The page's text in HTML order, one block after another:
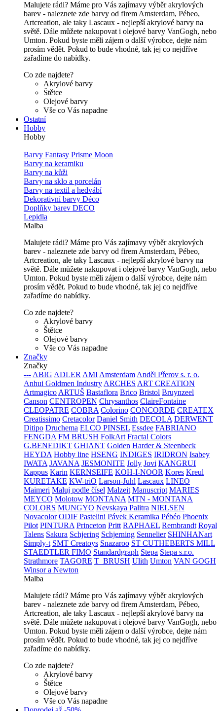
Malujete rádi? Máme pro Vás zajímavy výběr akrylových
barev - naleznete zde barvy od firem Amsterdam, Pébeo,
Artcreation, ale taky Lascaux - nejlepší akrylové barvy na
světě. Dále můžete nakupovat i olejové barvy VanGogh, nebo
Umton. Pokud byste měli zájem o další výrobce, dejte nám
prosím vědět. Pokud to bude vhodné, tak jej co nejdříve
zařadíme do nabídky.
Co zde najdete?
Akrylové barvy
Štětce
Olejové barvy
Vše co Vás napadne
Ostatní
Hobby
Hobby
Barvy Fantasy Prisme Moon
Barvy na keramiku
Barvy na kůži
Barvy na sklo a porcelán
Barvy na textil a hedvábí
Dekorativní barvy Déco
Doplňky barev DECO
Lepidla
Malba
Malujete rádi? Máme pro Vás zajímavy výběr akrylových
barev - naleznete zde barvy od firem Amsterdam, Pébeo,
Artcreation, ale taky Lascaux - nejlepší akrylové barvy na
světě. Dále můžete nakupovat i olejové barvy VanGogh, nebo
Umton. Pokud byste měli zájem o další výrobce, dejte nám
prosím vědět. Pokud to bude vhodné, tak jej co nejdříve
zařadíme do nabídky.
Co zde najdete?
Akrylové barvy
Štětce
Olejové barvy
Vše co Vás napadne
Značky
Značky
--- ABIG ADLER AMI Amsterdam Anděl Přerov s. r. o.
Anhui Goldmen Industry ARCHES ART CREATION
Artmagico ARTUŠ Bastaflora Brico Bristol Bruynzeel
Canson CENTROPEN Chrysanthos ClaireFontaine
CLEOPATRE COBRA Colorino CONCORDE CREATEX
Creatissimo Cretacolor Daniel Smith DECOLA DERWENT
Ditipo Druchema ELCO PINSEL Essdee FABRIANO
FENGDA FM BRUSH FolkArt Fractal Colors
G.BENEDIKT GHIANT Golden Harder & Steenbeck
HEYDA Hobby line HSENG INDIGES IRIDRON Isabey
IWATA JAVANA JESMONITE Jolly Jovi KANGRUI
Kappus Karin KERNSEIFE KOH-I-NOOR Kores Kreul
KURETAKE KW-triO Larson-Juhl Lascaux LINEO
Maimeri Maluj podle čísel Malzeit Manuscript MARIES
MEYCO Molotow MONTANA MTN - MONTANA
COLORS MUNGYO Nevskaya Palitra NIELSEN
Novacolor ODIF Pastelini Pávek Keramika Pébéo Phoenix
Pilot PINTURA Princeton Pritt RAPHAEL Rembrandt Royal
Talens Sakura Schjering Schjerning Sennelier SHINHANart
Simply-t SMT Creatoys Snazaroo ST CUTHEBERTS MILL
STAEDTLER FIMO Standardgraph Stepa Stepa s.r.o.
Strathmore TAGORE T_BRUSH Ulith Umton VAN GOGH
Winsor a Newton
Malba
Malujete rádi? Máme pro Vás zajímavy výběr akrylových
barev - naleznete zde barvy od firem Amsterdam, Pébeo,
Artcreation, ale taky Lascaux - nejlepší akrylové barvy na
světě. Dále můžete nakupovat i olejové barvy VanGogh, nebo
Umton. Pokud byste měli zájem o další výrobce, dejte nám
prosím vědět. Pokud to bude vhodné, tak jej co nejdříve
zařadíme do nabídky.
Co zde najdete?
Akrylové barvy
Štětce
Olejové barvy
Vše co Vás napadne